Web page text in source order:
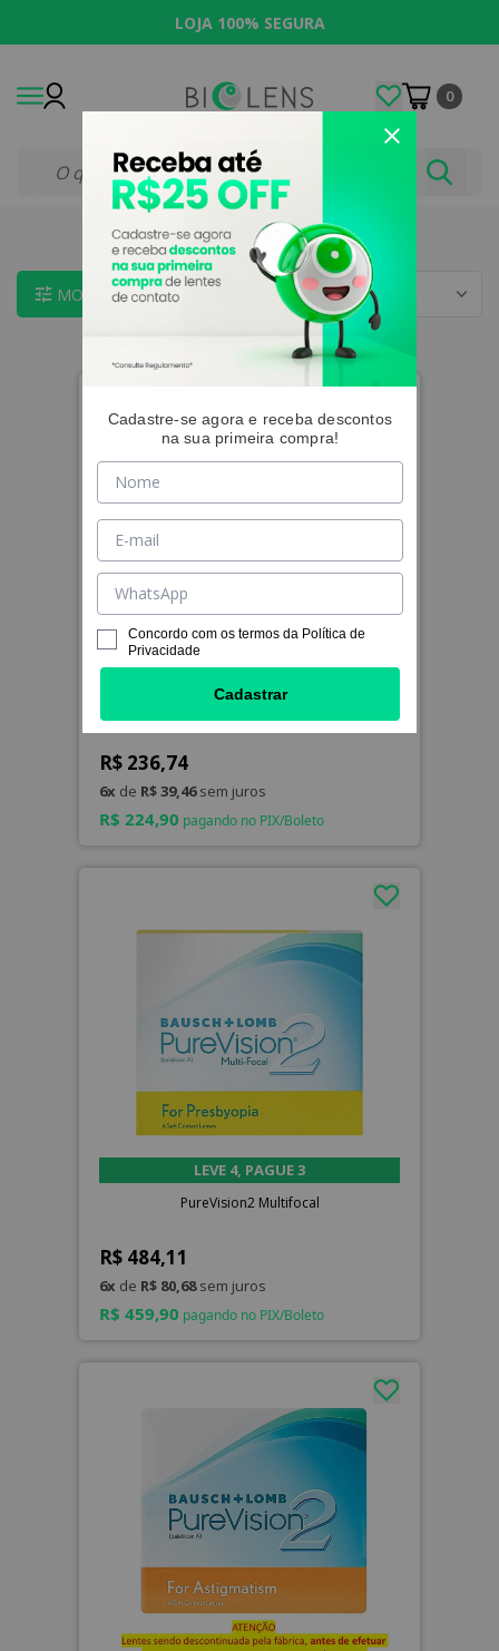
LOJA 100% SEGURA
0
Página inicial | PUREVISION
MOSTRAR FILTROS
R$ 236,74
6x de R$ 39,46sem juros
R$ 224,90 pagando no PIX/Boleto
LEVE 4, PAGUE 3
PureVision2 Multifocal
R$ 484,11
6x de R$ 80,68sem juros
R$ 459,90 pagando no PIX/Boleto
Cadastre-se agora e receba descontos
na sua primeira compra!
Concordo com os termos da Política de
Privacidade
Cadastrar